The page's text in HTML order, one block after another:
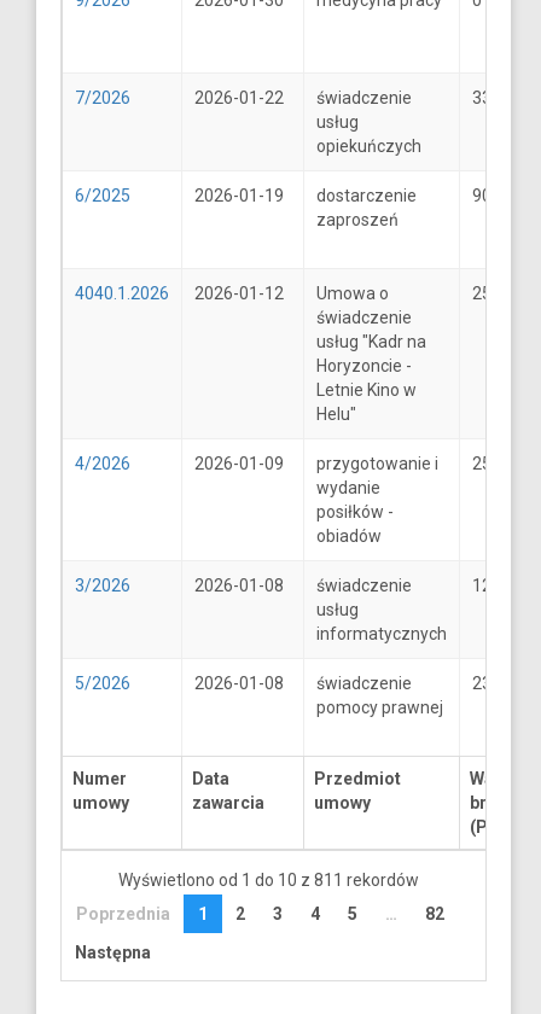
Numer
umowy
Data
zawarcia
Przedmiot
umowy
Wartość
brutto
(PLN)
7/2026 2026-01-22
świadczenie
usług
opiekuńczych
33
6/2025 2026-01-19
dostarczenie
zaproszeń
900
4040.1.2026 2026-01-12
Umowa o
świadczenie
usług "Kadr na
Horyzoncie -
Letnie Kino w
Helu"
25600
4/2026 2026-01-09
przygotowanie i
wydanie
posiłków -
obiadów
25
3/2026 2026-01-08
świadczenie
usług
informatycznych
1250
5/2026 2026-01-08
świadczenie
pomocy prawnej
2300
Wyświetlono od 1 do 10 z 811 rekordów
Poprzednia
1 2 3 4 5 …
82
Następna